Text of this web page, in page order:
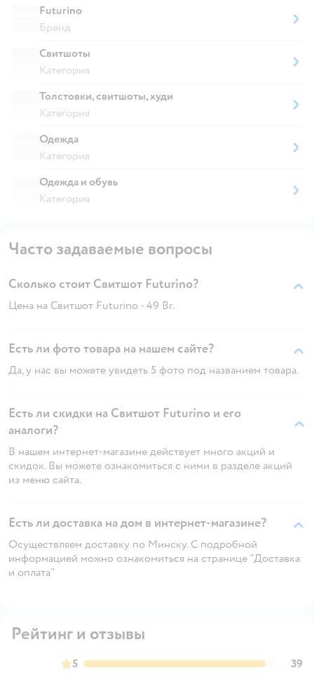
Futurino
Бренд
Свитшоты
Категория
Толстовки, свитшоты, худи
Категория
Одежда
Категория
Одежда и обувь
Категория
Часто задаваемые вопросы
Сколько стоит Свитшот Futurino?
Цена на Свитшот Futurino - 49 Br.
Есть ли фото товара на нашем сайте?
Да, у нас вы можете увидеть 5 фото под названием товара.
Есть ли скидки на Свитшот Futurino и его
аналоги?
В нашем интернет-магазине действует много акций и
скидок. Вы можете ознакомиться с ними в разделе акций
из меню сайта.
Есть ли доставка на дом в интернет-магазине?
Осуществляем доставку по Минску. С подробной
информацией можно ознакомиться на странице "Доставка
и оплата"
Рейтинг и отзывы
5
39